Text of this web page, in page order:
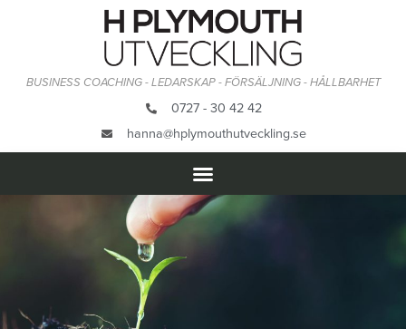
BUSINESS COACHING - LEDARSKAP - FÖRSÄLJNING - HÅLLBARHET
0727 - 30 42 42
hanna@hplymouthutveckling.se